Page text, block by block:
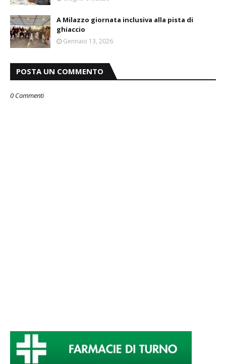
A Milazzo giornata inclusiva alla pista di
ghiaccio
Gennaio 13, 2026
POSTA UN COMMENTO
0 Commenti